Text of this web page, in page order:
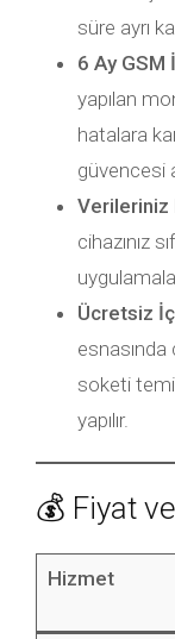
süre ayrı
6 Ay GSM
yapılan
hatalara
güvencesi
Verileriniz
cihazınız
Ücretsiz
esnasında
soketi
yapılır.
💰 Fiyat
Hizmet